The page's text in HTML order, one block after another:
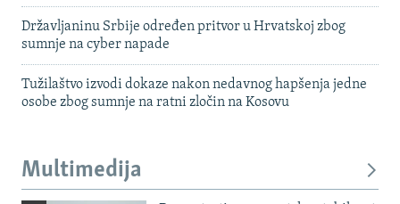
Državljaninu Srbije određen pritvor u Hrvatskoj zbog
sumnje na cyber napade
Tužilaštvo izvodi dokaze nakon nedavnog hapšenja jedne
osobe zbog sumnje na ratni zločin na Kosovu
Multimedija